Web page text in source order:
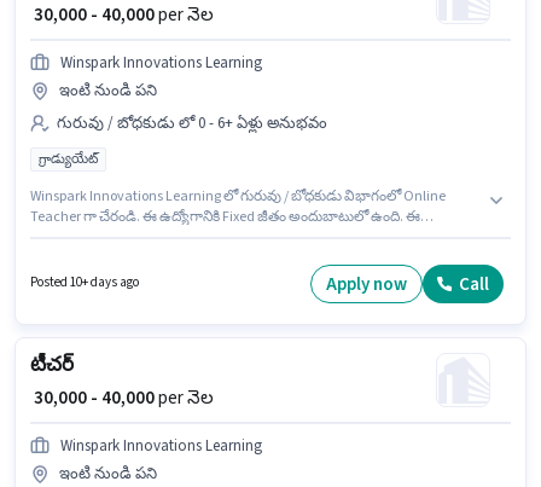
₹ 30,000 - 40,000per నెల
Winspark Innovations Learning
ఇంటి నుండి పని
గురువు / బోధకుడు లో 0 - 6+ ఏళ్లు అనుభవం
గ్రాడ్యుయేట్
Winspark Innovations Learning లో గురువు / బోధకుడు విభాగంలో Online
Teacher గా చేరండి. ఈ ఉద్యోగానికి Fixed జీతం అందుబాటులో ఉంది. ఈ
ఉన్న వారికి కోసం, నెల జీతం ₹40000 ఉంటుంది.
Posted 10+ days ago Apply now Call
టీచర్
₹ 30,000 - 40,000per నెల
Winspark Innovations Learning
ఇంటి నుండి పని